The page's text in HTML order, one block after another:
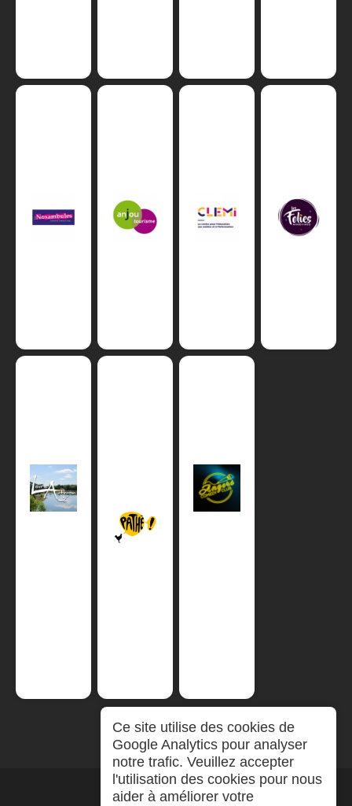
Ce site utilise des cookies de
Google Analytics pour analyser
notre trafic. Veuillez accepter
l'utilisation des cookies pour nous
aider à améliorer votre